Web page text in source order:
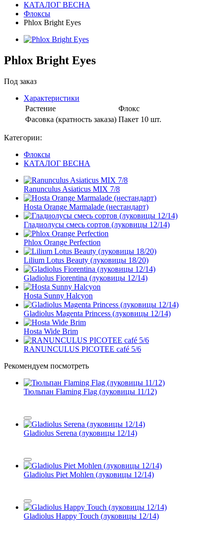
КАТАЛОГ ВЕСНА
Флоксы
Phlox Bright Eyes
Phlox Bright Eyes
Под заказ
Характеристики
Растение
Флокс
Фасовка (кратность заказа) Пакет 10 шт.
Категории:
Флоксы
КАТАЛОГ ВЕСНА
Ranunculus Asiaticus MIX 7/8
Hosta Orange Marmalade (нестандарт)
Гладиолусы смесь сортов (луковицы 12/14)
Phlox Orange Perfection
Lilium Lotus Beauty (луковицы 18/20)
Gladiolus Fiorentina (луковицы 12/14)
Hosta Sunny Halcyon
Gladiolus Magenta Princess (луковицы 12/14)
Hosta Wide Brim
RANUNCULUS PICOTEE café 5/6
Рекомендуем посмотреть
Тюльпан Flaming Flag (луковицы 11/12)
Gladiolus Serena (луковицы 12/14)
Gladiolus Piet Mohlen (луковицы 12/14)
Gladiolus Happy Touch (луковицы 12/14)